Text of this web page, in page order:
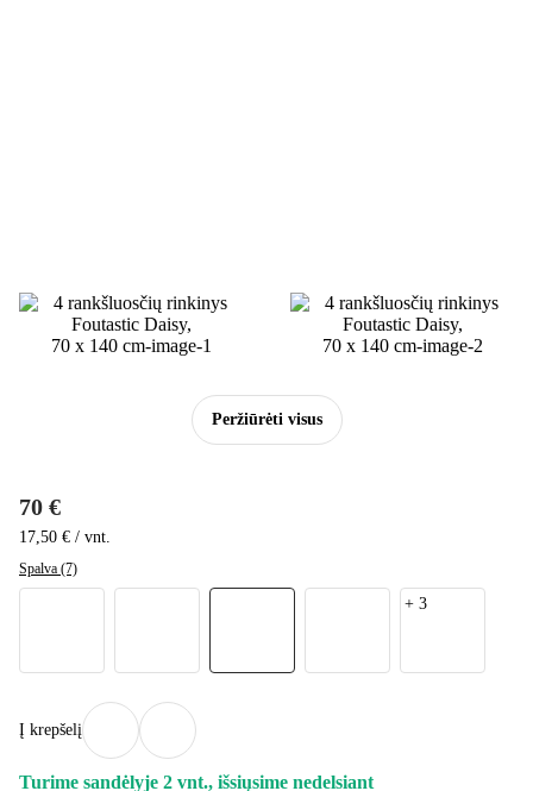
Peržiūrėti visus
70 €
17,50 € / vnt.
Spalva (7)
+ 3
Į krepšelį
Turime sandėlyje 2 vnt., išsiųsime nedelsiant